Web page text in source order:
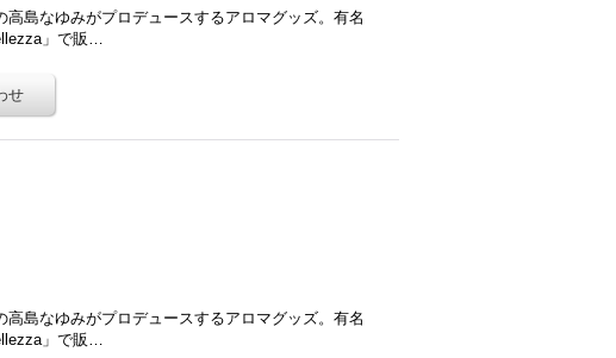
島なゆみがプロデュースするアロマグッズ。有名
」で販…
島なゆみがプロデュースするアロマグッズ。有名
」で販…